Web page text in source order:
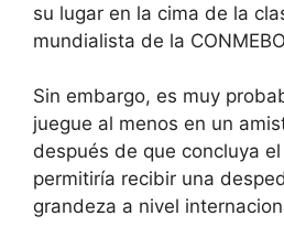
su lugar en la cima de la
mundialista de la
Sin embargo, es muy
juegue al menos en un
después de que concluya
permitiría recibir una
grandeza a nivel